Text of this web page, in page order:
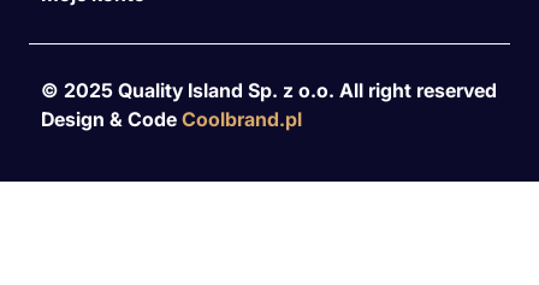
© 2025 Quality Island Sp. z o.o. All right reserved
Design & Code Coolbrand.pl